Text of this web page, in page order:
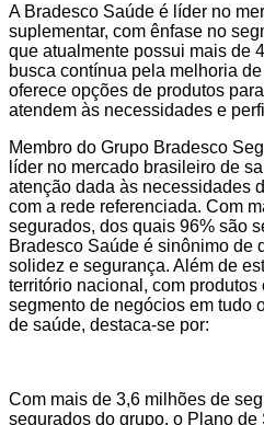
A Bradesco Saúde é líder no
suplementar, com ênfase no
que atualmente possui mais de
busca contínua pela melhoria
oferece opções de produtos
atendem às necessidades e
Membro do Grupo Bradesco
líder no mercado brasileiro de
atenção dada às necessidades
com a rede referenciada. Com
segurados, dos quais 96% são
Bradesco Saúde é sinônimo de
solidez e segurança. Além de
território nacional, com
segmento de negócios em tudo
de saúde, destaca-se por:
Com mais de 3,6 milhões de
segurados do grupo, o Plano